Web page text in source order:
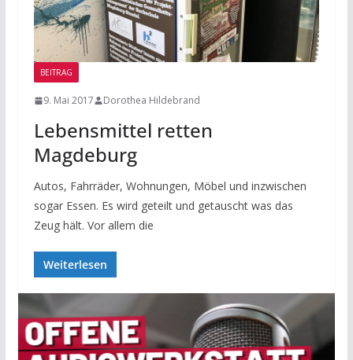
BEITRAG
9. Mai 2017 Dorothea Hildebrand
Lebensmittel retten
Magdeburg
Autos, Fahrräder, Wohnungen, Möbel und inzwischen
sogar Essen. Es wird geteilt und getauscht was das
Zeug hält. Vor allem die
Weiterlesen